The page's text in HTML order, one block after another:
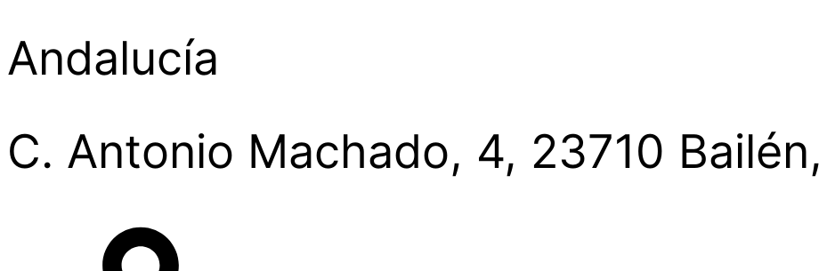
Andalucía
C. Antonio Machado, 4, 23710 Bailén,